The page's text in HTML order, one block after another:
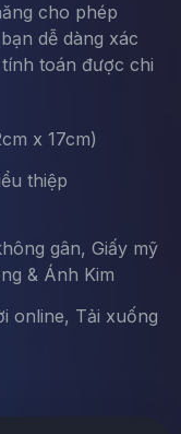
cho phép
dễ dàng xác
toán được chi
x 17cm)
thiệp
gân, Giấy mỹ
& Ánh Kim
online, Tải xuống